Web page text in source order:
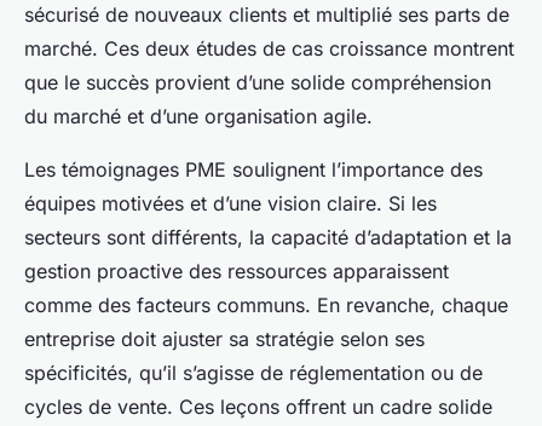
sécurisé de nouveaux clients et multiplié ses parts de
marché. Ces deux études de cas croissance montrent
que le succès provient d’une solide compréhension
du marché et d’une organisation agile.
Les témoignages PME soulignent l’importance des
équipes motivées et d’une vision claire. Si les
secteurs sont différents, la capacité d’adaptation et la
gestion proactive des ressources apparaissent
comme des facteurs communs. En revanche, chaque
entreprise doit ajuster sa stratégie selon ses
spécificités, qu’il s’agisse de réglementation ou de
cycles de vente. Ces leçons offrent un cadre solide